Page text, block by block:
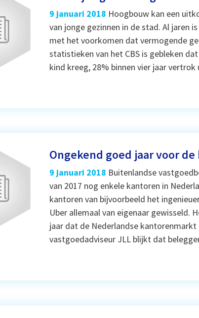
9 januari 2018 Hoogbouw kan een
van jonge gezinnen in de stad. Al jaren
met het voorkomen dat vermogende
statistieken van het CBS is gebleken
kind kreeg, 28% binnen vier jaar
Ongekend goed jaar voor
9 januari 2018 Buitenlandse
van 2017 nog enkele kantoren in
kantoren van bijvoorbeeld het
Uber allemaal van eigenaar gewisseld.
jaar dat de Nederlandse
vastgoedadviseur JLL blijkt dat